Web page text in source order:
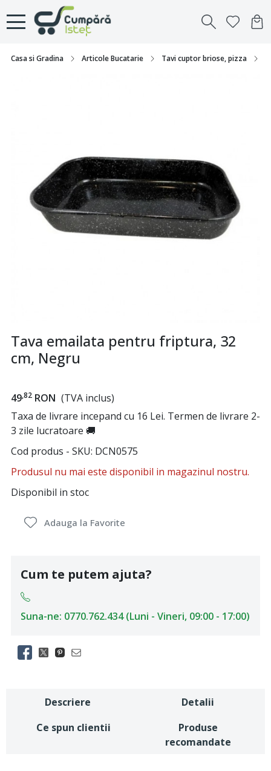
Casa si Gradina Articole Bucatarie Tavi cuptor briose, pizza
Tava emailata pentru friptura, 32
cm, Negru
49,82 RON (TVA inclus)
Taxa de livrare incepand cu 16 Lei. Termen de livrare 2-
3 zile lucratoare 🚚
Cod produs - SKU DCN0575
Produsul nu mai este disponibil in magazinul nostru.
Disponibil in stoc
Adauga la Favorite
Cum te putem ajuta?
Suna-ne: 0770.762.434 (Luni - Vineri, 09:00 - 17:00)
Descriere
Detalii
Ce spun clientii
Produse
recomandate